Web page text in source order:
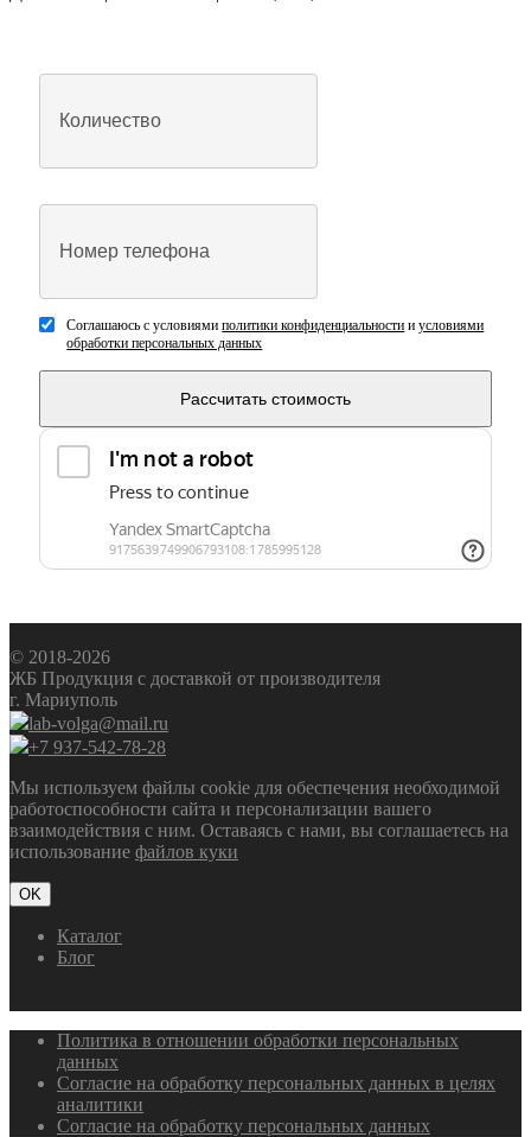
Соглашаюсь с условиямиполитики конфиденциальности иусловиями
обработки персональных данных
Рассчитать стоимость
© 2018-2026
ЖБ Продукция с доставкой от производителя
г. Мариуполь
lab-volga@mail.ru
+7 937-542-78-28
Мы используем файлы cookie для обеспечения необходимой
работоспособности сайта и персонализации вашего
взаимодействия с ним. Оставаясь с нами, вы соглашаетесь на
использование файлов куки
OK
Каталог
Блог
Политика в отношении обработки персональных
данных
Согласие на обработку персональных данных в целях
аналитики
Согласие на обработку персональных данных